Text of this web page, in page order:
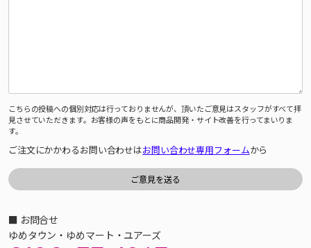
こちらの投稿への個別対応は行っておりませんが、頂いたご意見はスタッフがすべて拝
見させていただきます。お客様の声をもとに商品開発・サイト改善を行ってまいりま
す。
ご注文にかかわるお問い合わせはお問い合わせ専用フォームから
■ お問合せ
ゆめタウン・ゆめマート・ユアーズ